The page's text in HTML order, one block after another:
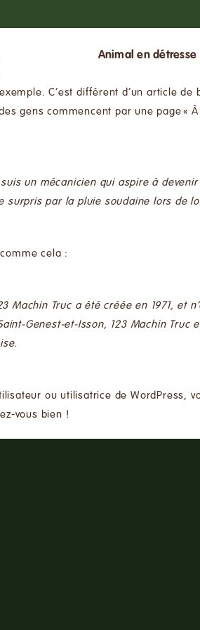
Animal en détresse
C’est différent d’un article
gens commencent par une page «
un mécanicien qui aspire à
surpris par la pluie soudaine lors de
cela :
Machin Truc a été créée en 1971, et
Genest-et-Isson, 123 Machin
ou utilisatrice de WordPress,
vous bien !